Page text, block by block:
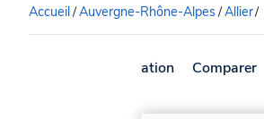
Accueil/Auvergne-Rhône-Alpes/Allier/
Présentation Comparer